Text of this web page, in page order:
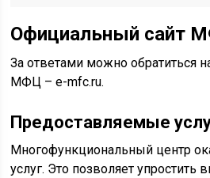
Официальный сайт
За ответами можно обратиться
МФЦ – e-mfc.ru.
Предоставляемые
Многофункциональный центр
услуг. Это позволяет упростить